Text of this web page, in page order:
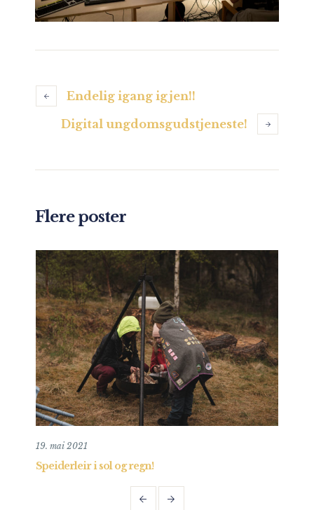
Endelig igang igjen!!
Digital ungdomsgudstjeneste!
Flere poster
19. mai 2021
Speiderleir i sol og regn!